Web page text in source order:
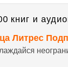
книг и
Литрес